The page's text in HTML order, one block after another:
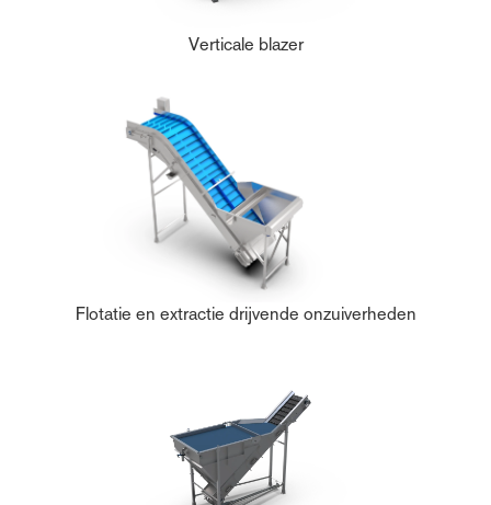
Verticale blazer
Flotatie en extractie drijvende onzuiverheden